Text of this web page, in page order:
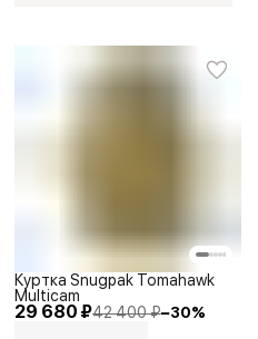
29 680 ₽42 400 ₽−30%
Куртка Snugpak Tomahawk
Multicam